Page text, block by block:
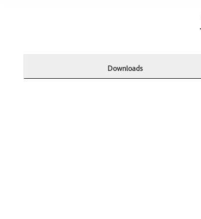
können Ihre
durch Anklicken
Downloads